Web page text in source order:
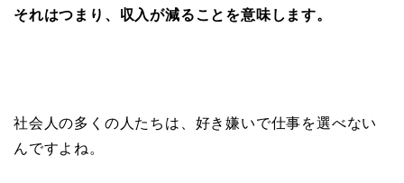
それはつまり、収入が減ることを意味します。
社会人の多くの人たちは、好き嫌いで仕事を選べない
んですよね。